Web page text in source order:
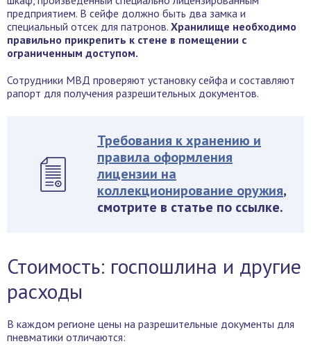
предприятием. В сейфе должно быть два замка и
специальный отсек для патронов. Хранилище необходимо
правильно прикрепить к стене в помещении с
ограниченным доступом.
Сотрудники МВД проверяют установку сейфа и составляют
рапорт для получения разрешительных документов.
Требования к хранению и
правила оформления
лицензии на
коллекционирование оружия,
смотрите в статье по ссылке.
Стоимость: госпошлина и другие
расходы
В каждом регионе цены на разрешительные документы для
пневматики отличаются: